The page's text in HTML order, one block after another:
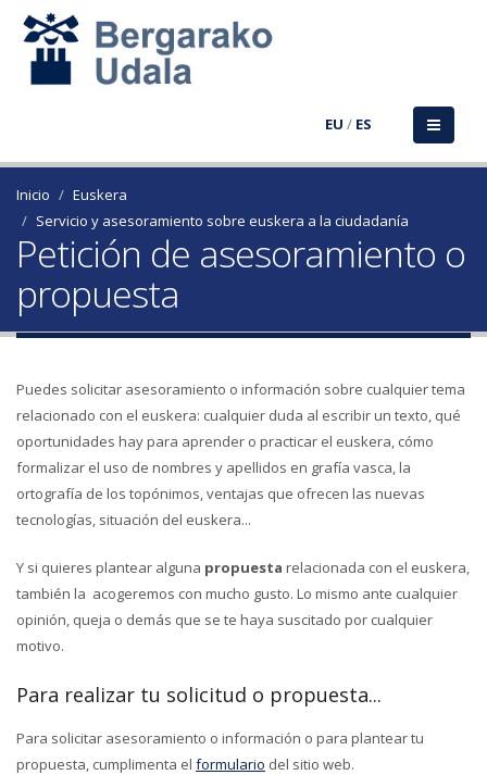
EU / ES
Inicio
Euskera
Servicio y asesoramiento sobre euskera a la ciudadanía
Petición de asesoramiento o
propuesta
Puedes solicitar asesoramiento o información sobre cualquier tema
relacionado con el euskera: cualquier duda al escribir un texto, qué
oportunidades hay para aprender o practicar el euskera, cómo
formalizar el uso de nombres y apellidos en grafía vasca, la
ortografía de los topónimos, ventajas que ofrecen las nuevas
tecnologías, situación del euskera...
Y si quieres plantear alguna propuesta relacionada con el euskera,
también la acogeremos con mucho gusto. Lo mismo ante cualquier
opinión, queja o demás que se te haya suscitado por cualquier
motivo.
Para realizar tu solicitud o propuesta...
Para solicitar asesoramiento o información o para plantear tu
propuesta, cumplimenta el formulario del sitio web.